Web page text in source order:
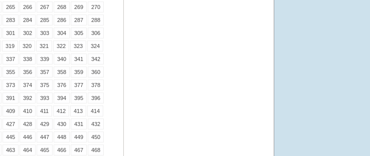
265 266 267 268 269 270
283 284 285 286 287 288
301 302 303 304 305 306
319 320 321 322 323 324
337 338 339 340 341 342
355 356 357 358 359 360
373 374 375 376 377 378
391 392 393 394 395 396
409 410 411 412 413 414
427 428 429 430 431 432
445 446 447 448 449 450
463 464 465 466 467 468